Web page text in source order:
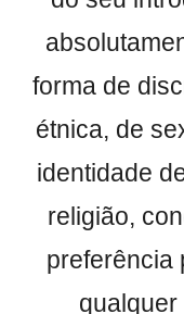
forma de
étnica, de
identidade
religião,
preferência
qualquer